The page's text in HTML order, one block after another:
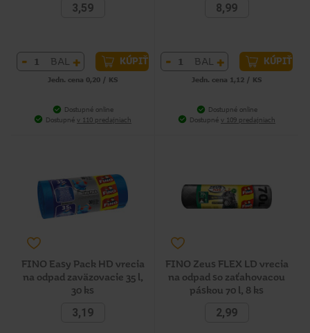
3,59
- BAL + KÚPIŤ
Jedn. cena 0,20 / KS
Dostupné online
Dostupné v 110 predajniach
8,99
- BAL + KÚPIŤ
Jedn. cena 1,12 / KS
Dostupné online
Dostupné v 109 predajniach
FINO Easy Pack HD vrecia
na odpad zaväzovacie 35 l,
30 ks
3,19
FINO Zeus FLEX LD vrecia
na odpad so zaťahovacou
páskou 70 l, 8 ks
2,99